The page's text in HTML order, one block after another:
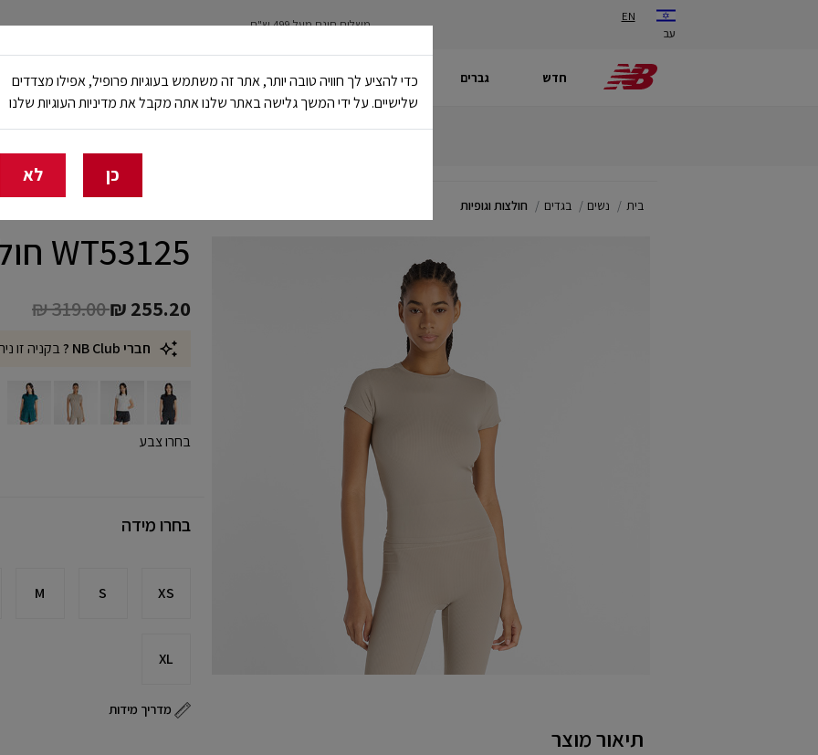
עב
EN
משלוח חינם מעל 499 ש"ח
חדש גברים נשים ילדים ריצה עבודה ובטיחות NB Club
🔥 20% הנחה על כל הביגוד באתר ובחנויות - לזמן מוגבל
בית נשים בגדים חולצות וגופיות
תיאור מוצר
WT53125 חולצת אופנה ריב
Price reduced from
₪ 319.00to
₪ 255.20
חברי NB Club ? בקניה זו
בחרו צבע
בחרו מידה
XS
S
M
XL
מדריך מידות
כדי להציע לך חוויה טובה יותר, אתר זה משתמש בעוגיות פרופיל, אפילו מצדדים
שלישיים. על ידי המשך גלישה באתר שלנו אתה מקבל את מדיניות העוגיות שלנו
כן לא